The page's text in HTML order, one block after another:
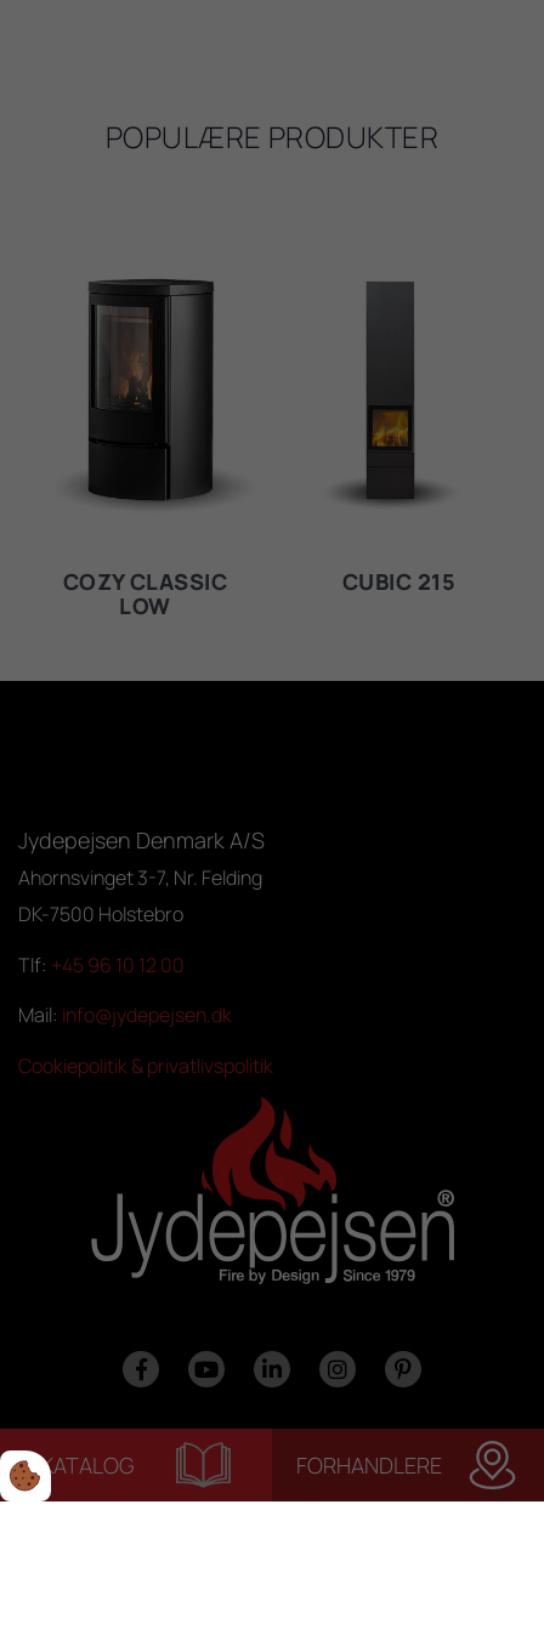
KATALOG FORHANDLERE
POPULÆRE PRODUKTER
COZY CLASSIC
LOW
CUBIC 215
Jydepejsen Denmark A/S
Ahornsvinget 3-7, Nr. Felding
DK-7500 Holstebro
Tlf: +45 96 10 12 00
Mail: info@jydepejsen.dk
Cookiepolitik & privatlivspolitik